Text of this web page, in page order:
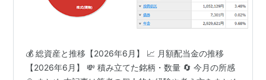
💰 総資産と推移【2026年6月】 📈 月額配当金の推移
【2026年6月】 💸 積み立てた銘柄・数量 🔄 今月の所感